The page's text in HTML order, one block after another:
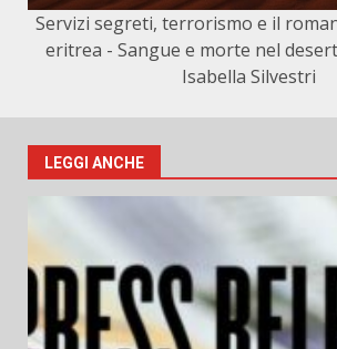
Servizi segreti, terrorismo e il
eritrea - Sangue e morte nel
Isabella Silvestri
LEGGI ANCHE